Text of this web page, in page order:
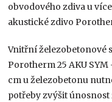
obvodového zdiva u
akustické zdivo
Vnitřní železobetonové
Porotherm 25 AKU
cm u železobetonu
potřeby zvýšit